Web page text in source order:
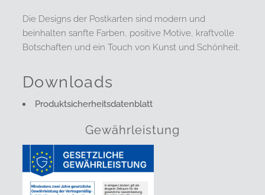
Die Designs der Postkarten sind modern und
beinhalten sanfte Farben, positive Motive, kraftvolle
Botschaften und ein Touch von Kunst und Schönheit.
Downloads
Produktsicherheitsdatenblatt
Gewährleistung